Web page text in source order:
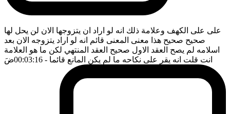
على على الكهف وعلامة ذلك انه لو اراد ان يتزوجها الان لن يحل لها
صحيح صحيح هذا معنى المعنى قائم انه لو اراد يتزوجه الان بعد
اسلامه لم يصح العقد الاول صحيح العقد المنتهي لكن ما هو العلامة
انت قلت انه يقر على نكاحه ما لم يكن المانع قائما - 00:03:16 ضَ